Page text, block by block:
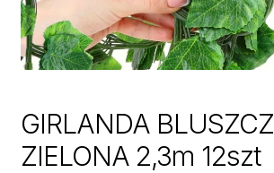
GIRLANDA BLUSZCZ
ZIELONA 2,3m 12szt